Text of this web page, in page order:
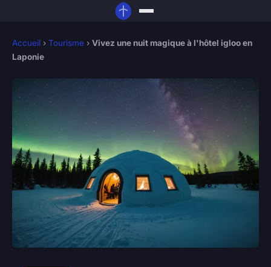
Accueil › Tourisme › Vivez une nuit magique à l'hôtel igloo en
Laponie